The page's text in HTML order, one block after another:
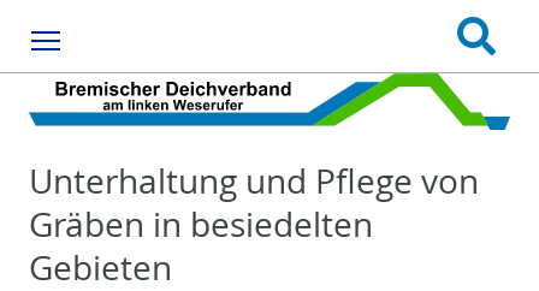
Unterhaltung und Pflege von
Gräben in besiedelten
Gebieten